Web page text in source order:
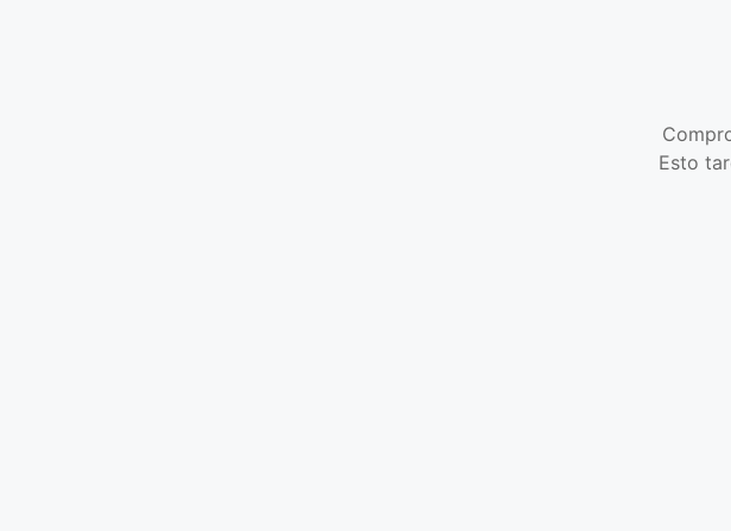
Esto